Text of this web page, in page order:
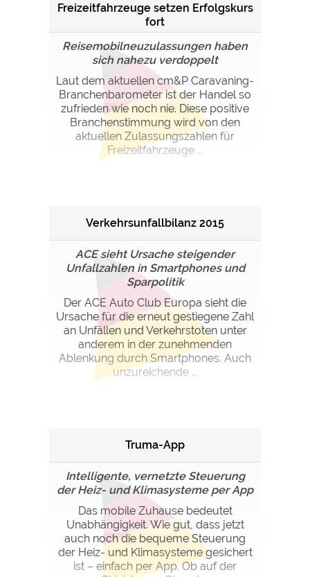
Freizeitfahrzeuge setzen Erfolgskurs
fort
Reisemobilneuzulassungen haben
sich nahezu verdoppelt
Laut dem aktuellen cm&P Caravaning-
Branchenbarometer ist der Handel so
zufrieden wie noch nie. Diese positive
Branchenstimmung wird von den
aktuellen Zulassungszahlen für
Freizeitfahrzeuge ...
Verkehrsunfallbilanz 2015
ACE sieht Ursache steigender
Unfallzahlen in Smartphones und
Sparpolitik
Der ACE Auto Club Europa sieht die
Ursache für die erneut gestiegene Zahl
an Unfällen und Verkehrstoten unter
anderem in der zunehmenden
Ablenkung durch Smartphones. Auch
unzureichende ...
Truma-App
Intelligente, vernetzte Steuerung
der Heiz- und Klimasysteme per App
Das mobile Zuhause bedeutet
Unabhängigkeit. Wie gut, dass jetzt
auch noch die bequeme Steuerung
der Heiz- und Klimasysteme gesichert
ist – einfach per App. Ob auf der